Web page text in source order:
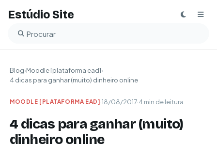
Estúdio Site
Buscar no blog
Blog›Moodle [plataforma ead]›
4 dicas para ganhar (muito) dinheiro online
MOODLE [PLATAFORMA EAD]·18/08/2017·4 min de leitura
4 dicas para ganhar (muito)
dinheiro online